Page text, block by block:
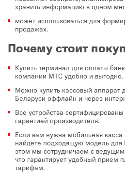
хранить информацию в одном
может использоваться для
продажах.
Почему стоит
Купить терминал для оплаты
компании МТС удобно и выгодно.
Можно купить кассовый аппарат
Беларуси оффлайн и через
Все устройства
гарантией производителя.
Если вам нужна мобильная
найдете подходящую модель
этом мы сотрудничаем с
что гарантирует удобный прием
тарифам.